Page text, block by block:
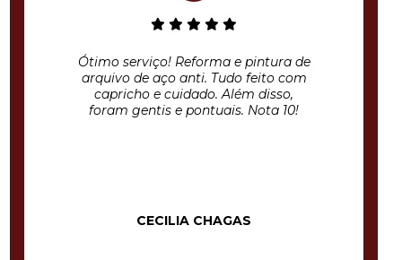
Ótimo serviço! Reforma e pintura de
arquivo de aço anti. Tudo feito com
capricho e cuidado. Além disso,
foram gentis e pontuais. Nota 10!
CECILIA CHAGAS